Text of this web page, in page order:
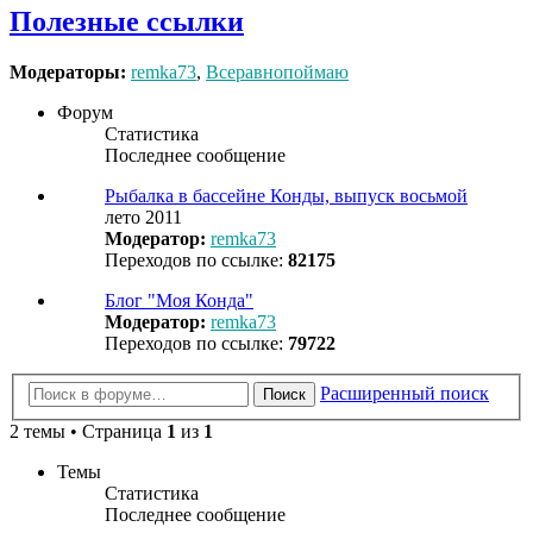
Полезные ссылки
Модераторы: remka73, Всеравнопоймаю
Форум
Статистика
Последнее сообщение
Рыбалка в бассейне Конды, выпуск восьмой
лето 2011
Модератор: remka73
Переходов по ссылке: 82175
Блог "Моя Конда"
Модератор: remka73
Переходов по ссылке: 79722
Поиск
Расширенный поиск
2 темы • Страница 1 из 1
Темы
Статистика
Последнее сообщение